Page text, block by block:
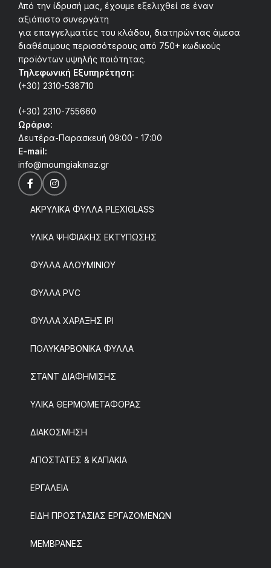
Από την ίδρυσή μας, έχουμε εξελιχθεί σε έναν
αξιόπιστο συνεργάτη
για επαγγελματίες του κλάδου, διατηρώντας άμεσα
διαθέσιμους περισσότερους από 750+ κωδικούς
προϊόντων υψηλής ποιότητας.
Τηλεφωνική Εξυπηρέτηση:
(+30) 2310-538710
(+30) 2310-755660
Ωράριο:
Δευτέρα-Παρασκευή 09:00 - 17:00
E-mail:
info@moumgiakmaz.gr
ΑΚΡΥΛΙΚΑ ΦΥΛΛΑ PLEXIGLASS
ΥΛΙΚΑ ΨΗΦΙΑΚΗΣ ΕΚΤΥΠΩΣΗΣ
ΦΥΛΛΑ ΑΛΟΥΜΙΝΙΟΥ
ΦΥΛΛΑ PVC
ΦΥΛΛΑ ΧΑΡΑΞΗΣ IPI
ΠΟΛΥΚΑΡΒΟΝΙΚΑ ΦΥΛΛΑ
ΣΤΑΝΤ ΔΙΑΦΗΜΙΣΗΣ
ΥΛΙΚΑ ΘΕΡΜΟΜΕΤΑΦΟΡΑΣ
ΔΙΑΚΟΣΜΗΣΗ
ΑΠΟΣΤΑΤΕΣ & ΚΑΠΑΚΙΑ
ΕΡΓΑΛΕΙΑ
ΕΙΔΗ ΠΡΟΣΤΑΣΙΑΣ ΕΡΓΑΖΟΜΕΝΩΝ
ΜΕΜΒΡΑΝΕΣ